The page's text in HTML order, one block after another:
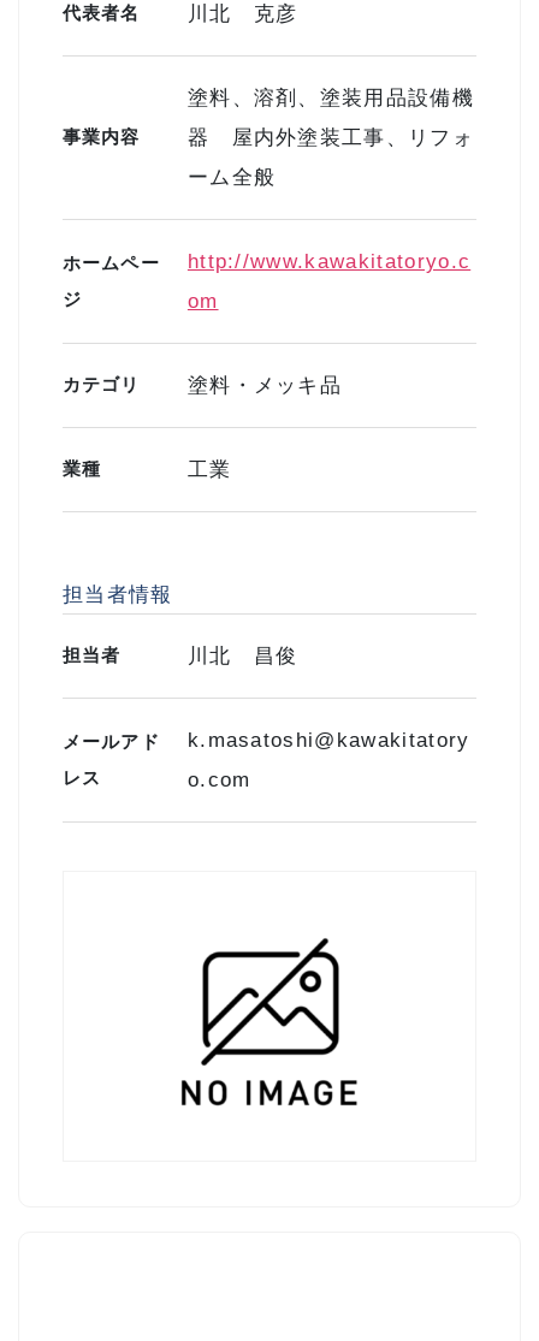
代表者名 川北 克彦
事業内容
塗料、溶剤、塗装用品設備機
器 屋内外塗装工事、リフォ
ーム全般
ホームペー
ジ
http://www.kawakitatoryo.c
om
カテゴリ 塗料・メッキ品
業種 工業
担当者情報
担当者 川北 昌俊
メールアド
レス
k.masatoshi@kawakitatory
o.com